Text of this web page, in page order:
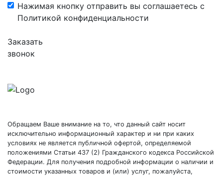
Нажимая кнопку отправить вы соглашаетесь с
Политикой конфиденциальности
Заказать
звонок
Обращаем Ваше внимание на то, что данный сайт носит
исключительно информационный характер и ни при каких
условиях не является публичной офертой, определяемой
положениями Статьи 437 (2) Гражданского кодекса Российской
Федерации. Для получения подробной информации о наличии и
стоимости указанных товаров и (или) услуг, пожалуйста,